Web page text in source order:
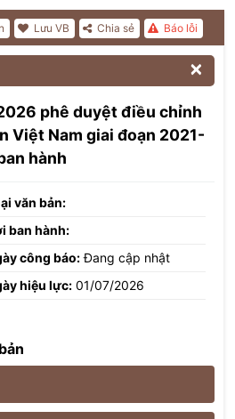
Báo lỗi
Chia sẻ
Lưu VB

phê duyệt điều chỉnh
Việt Nam giai đoạn 2021-
hành
văn bản:
ban hành:
công báo:Đang cập nhật
hiệu lực: 01/07/2026